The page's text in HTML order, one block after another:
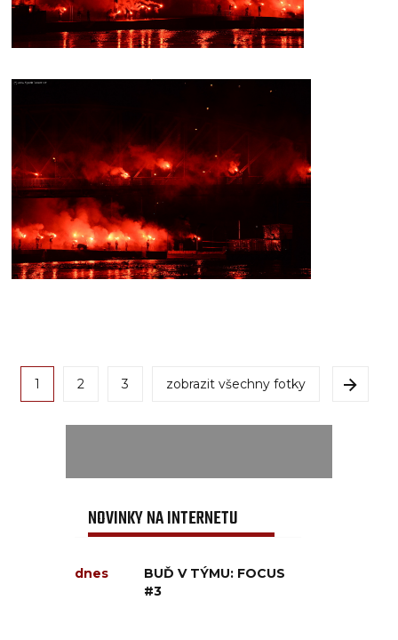
1 2 3 zobrazit všechny fotky
NOVINKY NA INTERNETU
dnes
BUĎ V TÝMU: FOCUS
#3